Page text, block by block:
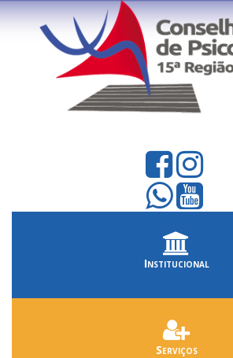
Institucional
Serviços